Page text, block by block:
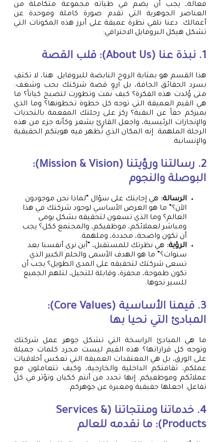
فعالة، يجب أن يضم في طياته مجموعة متكاملة من
العناصر الجوهرية التي تقدم صورة كاملة وموحدة عن
أعمالك. دعنا نلقي نظرة عميقة على أبرز هذه المكونات التي
تشكل هيكل البروفايل الاحترافي:
1. نبذة عنا (About Us): قلب القصة
هذا القسم هو بمثابة الروح النابضة للبروفايل. هنا، لا تكتفِ
بسرد الحقائق الجافة، بل اروِ قصة شركتك بحب وشغف:
متى وُلدت هذه الفكرة؟ كيف نمت وتطورت لتصبح كياناً؟ ما
هي القيم العميقة التي توجه كل خطوة تخطونها؟ وما الذي
يميزكم حقاً عن البقية؟ ركز على رحلتك المفعمة بالتحديات
والإنجازات الرئيسية، واجعل القارئ يشعر وكأنه جزء من هذه
الرحلة الملهمة. إنه المكان الذي تُظهر فيه هويتكم الحقيقية
والإنسانية.
2. رسالتنا ورؤيتنا (Mission & Vision):
البوصلة والنجوم
الرسالة: هي إجابتك على سؤال “لماذا نحن موجودون
الآن؟” ما هو الغرض الأساسي لوجود شركتك في هذا
العالم؟ وما الذي تسعون لتحقيقه بشكل يومي
ومباشر لعملائكم، موظفيكم، والمجتمع ككل؟ يجب
أن تكون واضحة، محددة، وملهمة.
الرؤية: هي نظرتك للمستقبل، “أين نرى أنفسنا بعد
سنوات؟” ما هو الهدف الأسمى والحلم الكبير الذي
تسعى شركتك لتحقيقه على المدى الطويل؟ يجب أن
تكون طموحة، محفزة، وقابلة للتخيل، لتلهم الجميع
للسير نحوها.
3. قيمنا الأساسية (Core Values):
المبادئ التي نحيا بها
ما هي المبادئ الراسخة التي تشكل جوهر عمل شركتك
وتوجه كل قراراتها؟ هذه القيم ليست مجرد كلمات جميلة
على الورق، بل هي المعتقدات العميقة التي تعكس أخلاقيات
عملكم، ثقافتكم الداخلية والخارجية، وكيف تتعاملون مع
عملائكم وموظفيكم. إنها تحدد من أنتم ككيان وتؤثر في كل
تفاعل. اجعلها حقيقية ومعبرة عن جوهركم.
4. خدماتنا ومنتجاتنا (Services &
Products): ما نقدمه للعالم